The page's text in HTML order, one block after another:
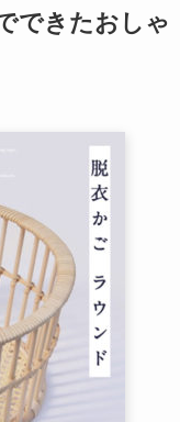
できたおしゃ